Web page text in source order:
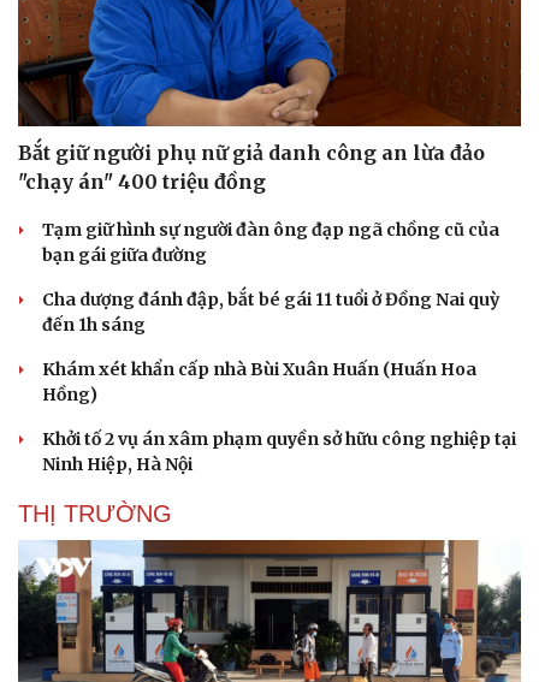
Cải chính
Bắt giữ người phụ nữ giả danh công an lừa đảo
"chạy án" 400 triệu đồng
Tạm giữ hình sự người đàn ông đạp ngã chồng cũ của
bạn gái giữa đường
Cha dượng đánh đập, bắt bé gái 11 tuổi ở Đồng Nai quỳ
đến 1h sáng
Khám xét khẩn cấp nhà Bùi Xuân Huấn (Huấn Hoa
Hồng)
Khởi tố 2 vụ án xâm phạm quyền sở hữu công nghiệp tại
Ninh Hiệp, Hà Nội
THỊ TRƯỜNG